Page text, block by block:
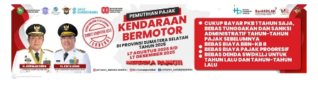
produk
antara
lain
mampu
menjadi